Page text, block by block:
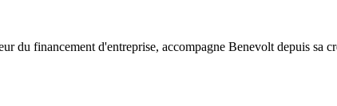
du financement d'entreprise, accompagne Benevolt depuis sa